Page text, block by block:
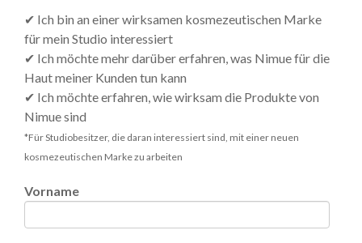
✔ Ich bin an einer wirksamen kosmezeutischen Marke
für mein Studio interessiert
✔ Ich möchte mehr darüber erfahren, was Nimue für die
Haut meiner Kunden tun kann
✔ Ich möchte erfahren, wie wirksam die Produkte von
Nimue sind
*Für Studiobesitzer, die daran interessiert sind, mit einer neuen
kosmezeutischen Marke zu arbeiten
Vorname